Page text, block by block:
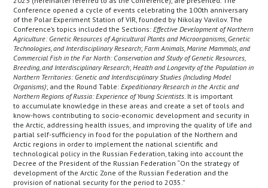
Conference opened a cycle of events celebrating the 100th anniversary
of the Polar Experiment Station of VIR, founded by Nikolay Vavilov. The
Conference’s topics included the Sections:Effective Development of Northern
Agriculture: Genetic Resources of Agricultural Plants and Microorganisms, Genetic
Technologies, and Interdisciplinary Research;Farm Animals, Marine Mammals, and
Commercial Fish in the Far North: Conservation and Study of Genetic Resources,
Breeding, and Interdisciplinary Research;Health and Longevity of the Population in
Northern Territories: Genetic and Interdisciplinary Studies (Including Model
Organisms); and the Round Table:Expeditionary Research in the Arctic and
Northern Regions of Russia: Experience of Young Scientists. It is important
to accumulate knowledge in these areas and create a set of tools and
know-hows contributing to socio-economic development and security in
the Arctic, addressing health issues, and improving the quality of life and
partial self-sufficiency in food for the population of the Northern and
Arctic regions in order to implement the national scientific and
technological policy in the Russian Federation, taking into account the
Decree of the President of the Russian Federation “On the strategy of
development of the Arctic Zone of the Russian Federation and the
provision of national security for the period to 2035.”